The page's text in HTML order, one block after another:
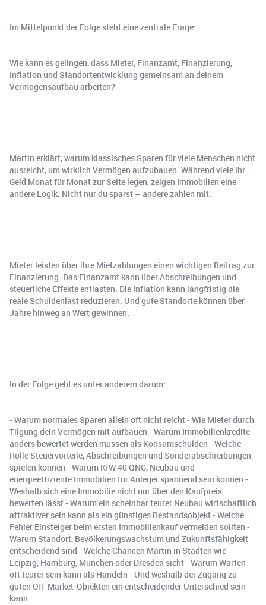
Im Mittelpunkt der Folge steht eine zentrale Frage:
Wie kann es gelingen, dass Mieter, Finanzamt, Finanzierung,
Inflation und Standortentwicklung gemeinsam an deinem
Vermögensaufbau arbeiten?
Martin erklärt, warum klassisches Sparen für viele Menschen nicht
ausreicht, um wirklich Vermögen aufzubauen. Während viele ihr
Geld Monat für Monat zur Seite legen, zeigen Immobilien eine
andere Logik: Nicht nur du sparst – andere zahlen mit.
Mieter leisten über ihre Mietzahlungen einen wichtigen Beitrag zur
Finanzierung. Das Finanzamt kann über Abschreibungen und
steuerliche Effekte entlasten. Die Inflation kann langfristig die
reale Schuldenlast reduzieren. Und gute Standorte können über
Jahre hinweg an Wert gewinnen.
In der Folge geht es unter anderem darum:
- Warum normales Sparen allein oft nicht reicht - Wie Mieter durch
Tilgung dein Vermögen mit aufbauen - Warum Immobilienkredite
anders bewertet werden müssen als Konsumschulden - Welche
Rolle Steuervorteile, Abschreibungen und Sonderabschreibungen
spielen können - Warum KfW 40 QNG, Neubau und
energieeffiziente Immobilien für Anleger spannend sein können -
Weshalb sich eine Immobilie nicht nur über den Kaufpreis
bewerten lässt - Warum ein scheinbar teurer Neubau wirtschaftlich
attraktiver sein kann als ein günstiges Bestandsobjekt - Welche
Fehler Einsteiger beim ersten Immobilienkauf vermeiden sollten -
Warum Standort, Bevölkerungswachstum und Zukunftsfähigkeit
entscheidend sind - Welche Chancen Martin in Städten wie
Leipzig, Hamburg, München oder Dresden sieht - Warum Warten
oft teurer sein kann als Handeln - Und weshalb der Zugang zu
guten Off-Market-Objekten ein entscheidender Unterschied sein
kann